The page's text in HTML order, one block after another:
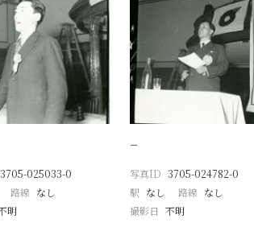
3705-025033-0
路線 なし
明
−
写真ID 3705-024782-0
駅 なし 路線 なし
撮影日 不明